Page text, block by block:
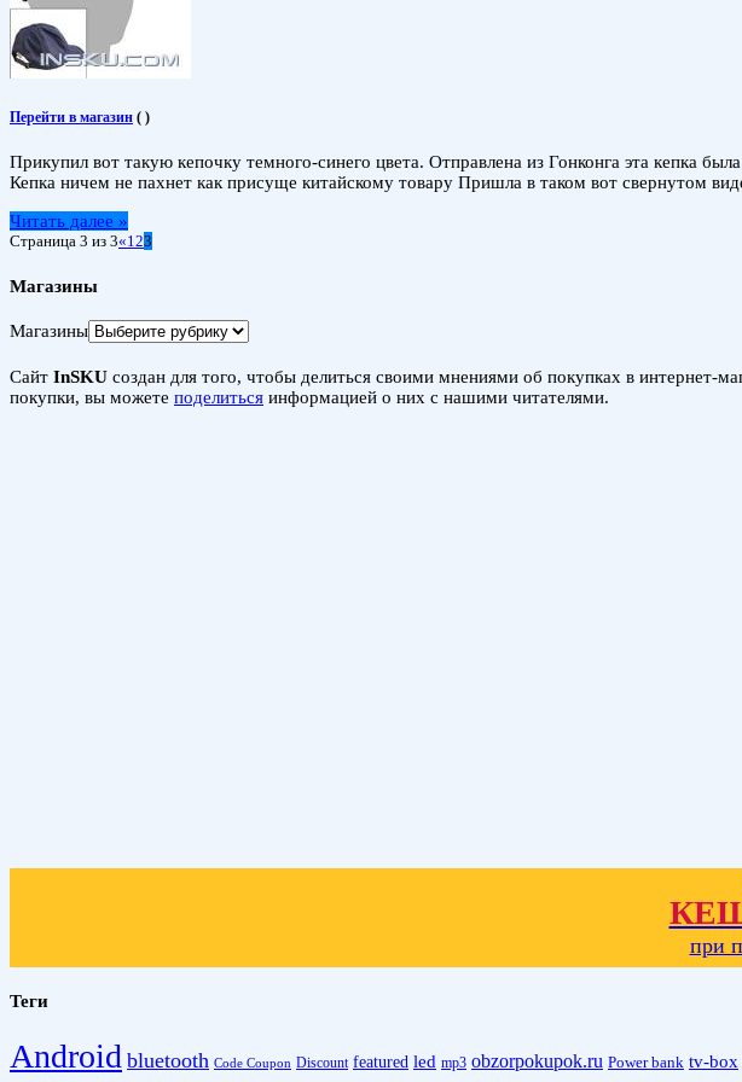
Перейти в магазин ( )
Прикупил вот такую кепочку темного-синего цвета. Отправлена из Гонконга эта кепка
Кепка ничем не пахнет как присуще китайскому товару Пришла в таком вот свернутом
Читать далее »
Страница 3 из 3«1 23
Магазины
Магазины
Сайт InSKU создан для того, чтобы делиться своими мнениями об покупках в интернет-
покупки, вы можете поделиться информацией о них с нашими читателями.
при
Теги
Android bluetooth Code Coupon Discount featured led mp3 obzorpokupok.ru Power bank tv-box